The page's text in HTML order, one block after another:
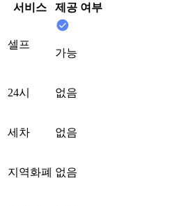
서비스 제공 여부
셀프
가능
24시 없음
세차 없음
지역화폐 없음